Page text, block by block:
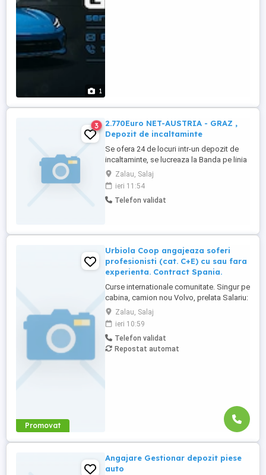
1
3
2.770Euro NET-AUSTRIA - GRAZ ,
Depozit de incaltaminte
Se ofera 24 de locuri intr-un depozit de
incaltaminte, se lucreaza la Banda pe linia
controlului calitati , ambalare si etichetare.
Cazarea este asigurata de catre Angajator
in mod Gratuit dar platit lunar doar
Utilitatile(facturi) - Apartamente de 1-3
Zalau, Salaj
ieri 11:54
Telefon validat
Promovat
Urbiola Coop angajeaza soferi
profesionisti (cat. C+E) cu sau fara
experienta. Contract Spania.
Curse internationale comunitate. Singur pe
cabina, camion nou Volvo, prelata Salariu:
2700 luna net 12.000 km (garantat) Prima
0,06 camion km extra peste 12000 km; +
100 prima la angajare pt. ADR; + 300 prima
pentru 6 luni lucrate; + 300 prima pentru 9
luni lucrate; + 300 prima pentru 12 luni
Zalau, Salaj
ieri 10:59
Telefon validat
Repostat automat
Angajare Gestionar depozit piese
auto